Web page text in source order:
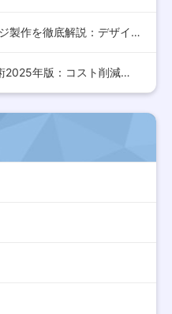
2026年最新版！高品質なバッジ製作を徹底解説：デザインから…
高品質なOPP袋印刷の最新技術2025年版：コスト削減とデザ…